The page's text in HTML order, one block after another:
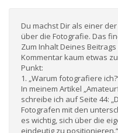
Du machst Dir als einer
über die Fotografie. Das
Zum Inhalt Deines
Kommentar kaum etwas
Punkt:
1. „Warum fotografiere
In meinem Artikel
schreibe ich auf Seite 44:
Fotografen mit den
es wichtig, sich über die
eindeutig zu positionieren.“